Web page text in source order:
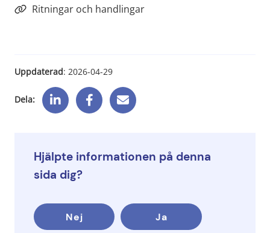
Ritningar och handlingar
Uppdaterad: 2026-04-29
Dela:
Hjälpte informationen på denna
sida dig?
Nej Ja